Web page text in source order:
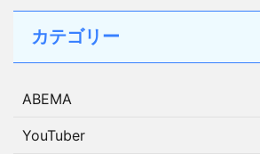
カテゴリー
ABEMA
YouTuber